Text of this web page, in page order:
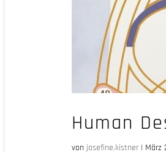
Human
von josefine.kistner| März